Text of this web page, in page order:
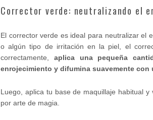
Corrector verde: neutralizando el
El corrector verde es ideal para neutralizar el
o algún tipo de irritación en la piel, el
correctamente, aplica una pequeña
enrojecimiento y difumina suavemente con
Luego, aplica tu base de maquillaje habitual
por arte de magia.